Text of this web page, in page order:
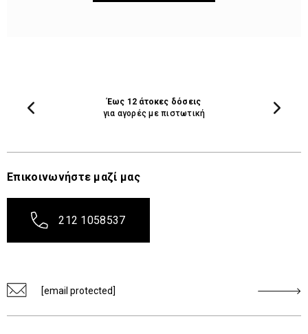
Έως 12 άτοκες δόσεις
για αγορές με πιστωτική
Επικοινωνήστε μαζί μας
212 1058537
[email protected]